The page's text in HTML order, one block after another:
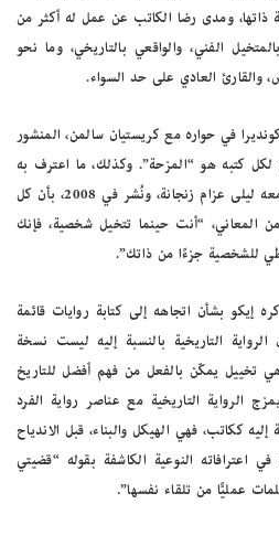
ذاتها، ومدى رضا الكاتب عن عمل له أكثر من
الفني، والواقعي بالتاريخي، وما نحو
والقارئ العادي على حد السواء.
في حواره مع كريستيان سالمن، المنشور
لكل كتبه هو “المزحة”. وكذلك، ما اعترف به
أمبرتو إيكو، في حواره الذي أجرته معه ليلى عزام زنجانة، ونُشر في 2008، بأن كل
المعاني، “أنت حينما تتخيل شخصية، فإنك
للشخصية جزءًا من ذاتك”.
إيكو بشأن اتجاهه إلى كتابة روايات قائمة
التاريخية بالنسبة إليه ليست نسخة
تخييل يمكّن بالفعل من فهم أفضل للتاريخ
الرواية التاريخية مع عناصر رواية الفرد
إليه ككاتب، فهي الهيكل والبناء، قبل الاندياح
اعترافاته النوعية الكاشفة بقوله “قضيتي
عمليًّا من تلقاء نفسها”.